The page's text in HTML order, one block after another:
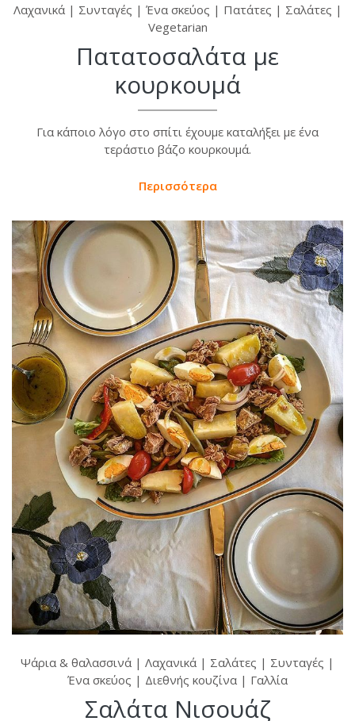
Λαχανικά| Συνταγές | Ένα σκεύος | Πατάτες | Σαλάτες |
Vegetarian
Πατατοσαλάτα με
κουρκουμά
Για κάποιο λόγο στο σπίτι έχουμε καταλήξει με ένα
τεράστιο βάζο κουρκουμά.
Περισσότερα
Ψάρια & θαλασσινά | Λαχανικά | Σαλάτες | Συνταγές |
Ένα σκεύος | Διεθνής κουζίνα | Γαλλία
Σαλάτα Νισουάζ